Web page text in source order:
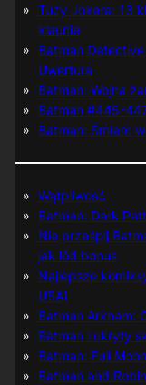
Tuzy Jokera: 13
klaunie
Batman
Uwertura
Batman: Wojna
Batman #445-
Batman: Śmierć
Wątpliwość
Batman: Dark
Nie prześpij
jak lód bonus
Najlepsze
USA)
Batman Arkham:
Batman i ukryty
Batman: Full
Batman and